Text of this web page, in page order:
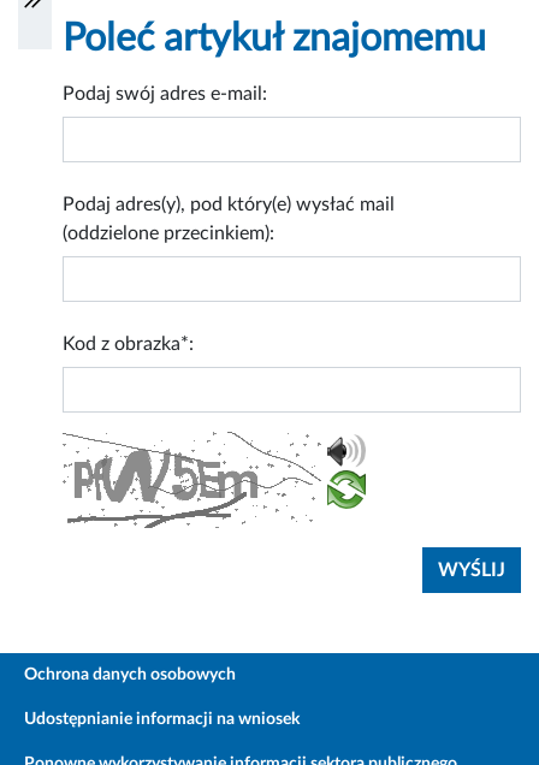
Poleć artykuł znajomemu
Podaj swój adres e-mail:
Podaj adres(y), pod który(e) wysłać mail
(oddzielone przecinkiem):
Kod z obrazka*:
Ochrona danych osobowych
Udostępnianie informacji na wniosek